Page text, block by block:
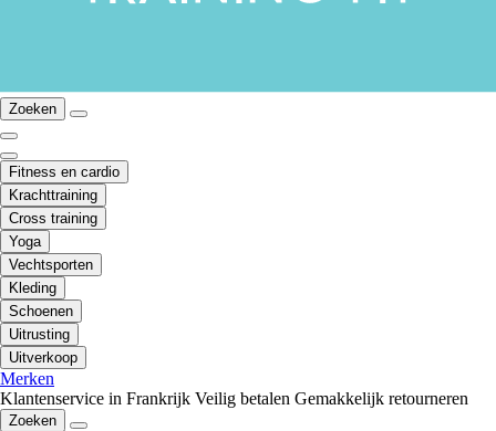
Zoeken
Fitness en cardio
Krachttraining
Cross training
Yoga
Vechtsporten
Kleding
Schoenen
Uitrusting
Uitverkoop
Merken
Klantenservice in Frankrijk Veilig betalen Gemakkelijk retourneren
Zoeken